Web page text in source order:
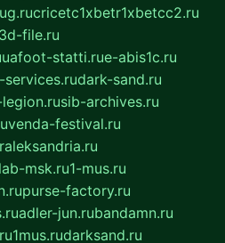
cricetc1xbetr1xbetcc2.ru
3d-file.ru
uafoot-statti.rue-abis1c.ru
services.rudark-sand.ru
sib-archives.ru
venda-festival.ru
msk.ru1-mus.ru
purse-factory.ru
adler-jun.rubandamn.ru
1mus.rudarksand.ru